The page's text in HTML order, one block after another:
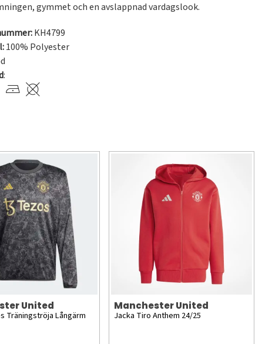
gymmet och en avslappnad vardagslook.
KH4799
100% Polyester
:
United
Träningströja Långärm
Manchester United
Jacka Tiro Anthem 24/25